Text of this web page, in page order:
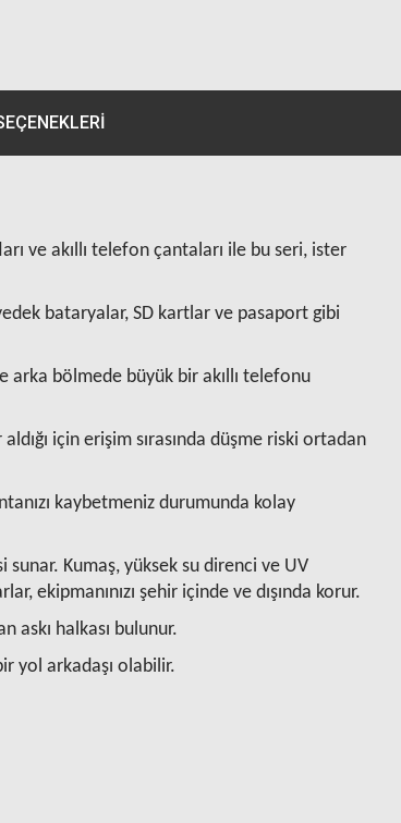
ve akıllı telefon çantaları ile bu seri, ister
bataryalar, SD kartlar ve pasaport gibi
arka bölmede büyük bir akıllı telefonu
için erişim sırasında düşme riski ortadan
kaybetmeniz durumunda kolay
Kumaş, yüksek su direnci ve UV
ekipmanınızı şehir içinde ve dışında korur.
askı halkası bulunur.
yol arkadaşı olabilir.